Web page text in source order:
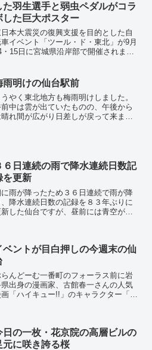
た羽生選手と弱虫ペダルがコラ
した巨大ポスター
本大震災の復興支援を目的とした自
イベント「ツール・ド・東北」が9月
・15日に宮城県沿岸部で開催されます
は、仙台市出身のフィギュアスケー
五輪金メダリス...
雨明けの仙台駅前
うやく東北地方も梅雨明けしました。
中は雲が出ていたものの、午後から
晴れ間が広がり日差しが戻って来まし
６日連続の雨で降水連続日数記
を更新
雨が降ったため３６日連続で雨が降
、降水連続日数の記録を８３年ぶりに
した仙台ですが、昼前には青空が広
。ていうか、ストップして...
ベントが目白押しの今週末の仙
んどーむ一番町のフォーラス前に岩
出身の漫画家、古館春一さんの人気
「ハイキュー!!」のキャラクター「日
末は、羽生結弦選...
日の一枚・花京院の高層ビルの
元に咲き誇る桜